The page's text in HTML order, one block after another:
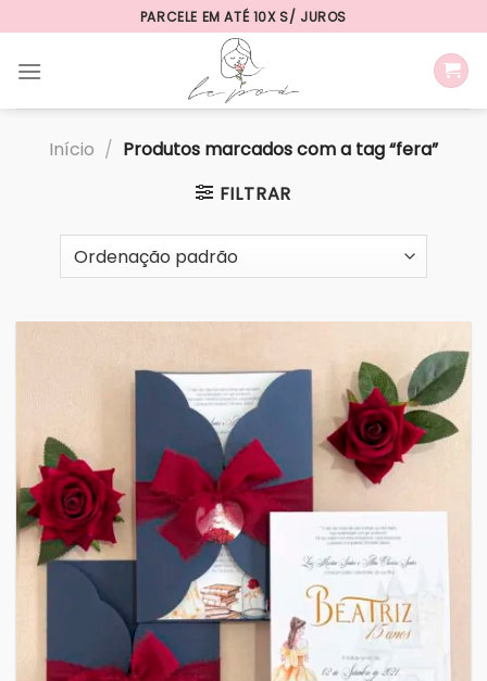
to
content
PARCELE EM ATÉ 10X S/ JUROS
Início / Produtos marcados com a tag “fera”
FILTRAR